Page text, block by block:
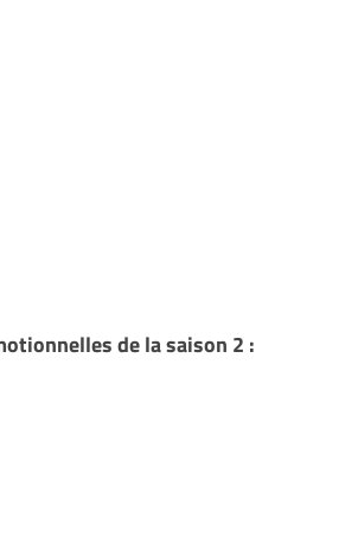
de la saison 2 :